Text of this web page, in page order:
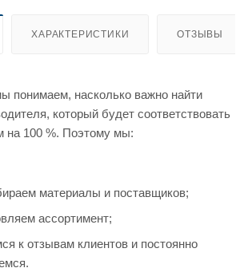
ХАРАКТЕРИСТИКИ ОТЗЫВЫ
понимаем, насколько важно найти
который будет соответствовать
на 100 %. Поэтому мы:
материалы и поставщиков;
ассортимент;
к отзывам клиентов и постоянно